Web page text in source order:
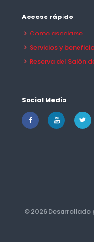
Acceso rápido
Como asociarse
Servicios y
Reserva del Salón
Social Media
© 2026 Desarrollado